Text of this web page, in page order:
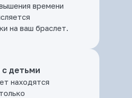
времени
на ваш браслет.
детьми
находятся